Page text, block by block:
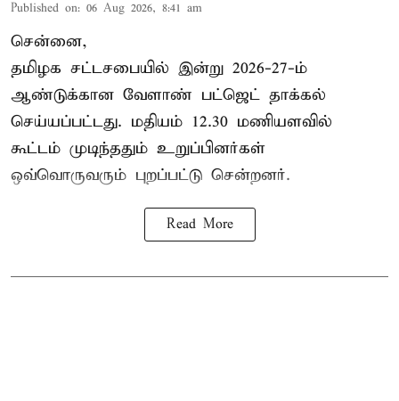
Published on: 06 Aug 2026, 8:41 am
சென்னை,
தமிழக சட்டசபையில் இன்று 2026-27-ம்
ஆண்டுக்கான வேளாண் பட்ஜெட் தாக்கல்
செய்யப்பட்டது. மதியம் 12.30 மணியளவில்
கூட்டம் முடிந்ததும் உறுப்பினர்கள்
ஒவ்வொருவரும் புறப்பட்டு சென்றனர்.
Read More